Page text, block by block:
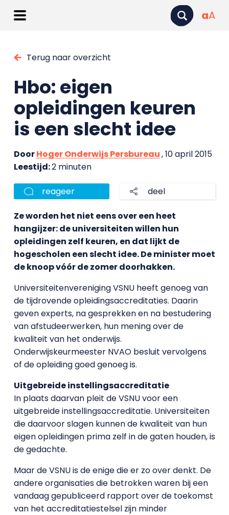
aA
Terug naar overzicht
Hbo: eigen
opleidingen keuren
is een slecht idee
DoorHoger Onderwijs Persbureau, 10 april 2015
Leestijd:2 minuten
reageer deel
Ze worden het niet eens over een heet
hangijzer: de universiteiten willen hun
opleidingen zelf keuren, en dat lijkt de
hogescholen een slecht idee. De minister moet
de knoop vóór de zomer doorhakken.
Universiteitenvereniging VSNU heeft genoeg van
de tijdrovende opleidingsaccreditaties. Daarin
geven experts, na gesprekken en na bestudering
van afstudeerwerken, hun mening over de
kwaliteit van het onderwijs.
Onderwijskeurmeester NVAO besluit vervolgens
of de opleiding goed genoeg is.
Uitgebreide instellingsaccreditatie
In plaats daarvan pleit de VSNU voor een
uitgebreide instellingsaccreditatie. Universiteiten
die daarvoor slagen kunnen de kwaliteit van hun
eigen opleidingen prima zelf in de gaten houden, is
de gedachte.
Maar de VSNU is de enige die er zo over denkt. De
andere organisaties die betrokken waren bij een
vandaag gepubliceerd rapport over de toekomst
van het accreditatiestelsel zijn minder